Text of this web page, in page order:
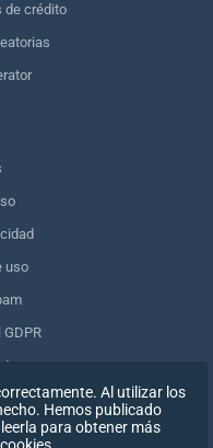
de crédito
uso
Al utilizar los
Hemos publicado
para obtener más